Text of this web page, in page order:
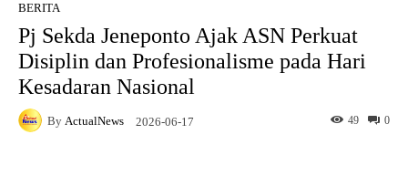
BERITA
Pj Sekda Jeneponto Ajak ASN Perkuat
Disiplin dan Profesionalisme pada Hari
Kesadaran Nasional
By ActualNews 2026-06-17 0
49